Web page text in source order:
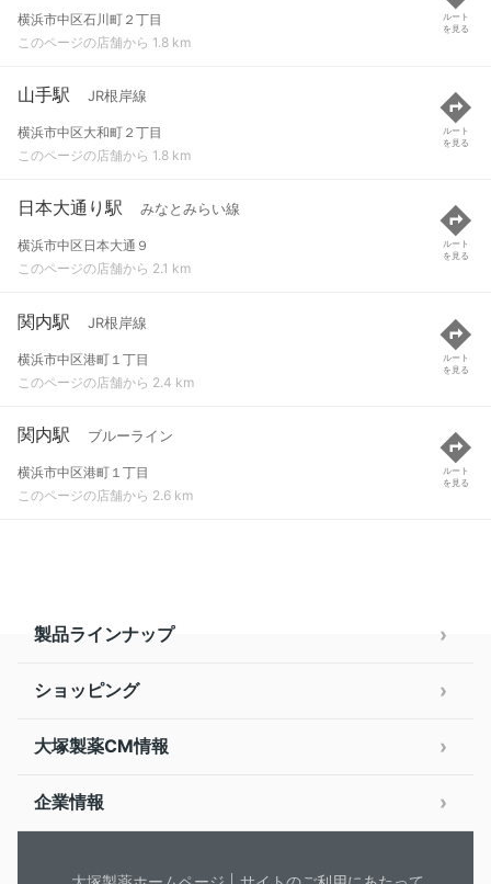
横浜市中区石川町２丁目
このページの店舗から 1.8 km
ルート
を見る
山手駅 JR根岸線
横浜市中区大和町２丁目
このページの店舗から 1.8 km
ルート
を見る
日本大通り駅 みなとみらい線
横浜市中区日本大通９
このページの店舗から 2.1 km
ルート
を見る
関内駅 JR根岸線
横浜市中区港町１丁目
このページの店舗から 2.4 km
ルート
を見る
関内駅 ブルーライン
横浜市中区港町１丁目
このページの店舗から 2.6 km
ルート
を見る
製品ラインナップ
ショッピング
大塚製薬CM情報
企業情報